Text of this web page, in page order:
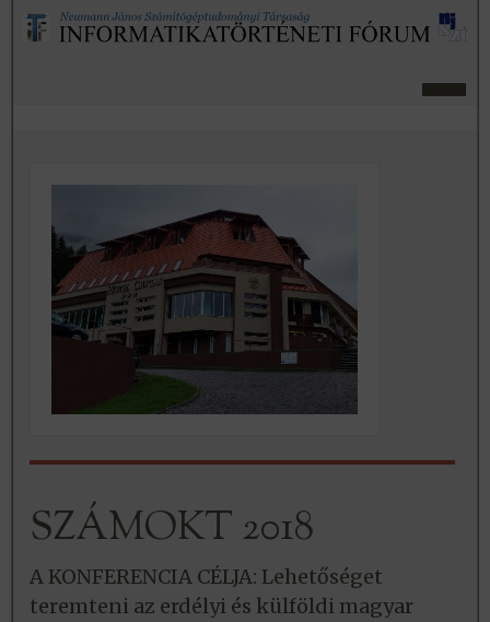
SZÁMOKT 2018
A KONFERENCIA CÉLJA: Lehetőséget
teremteni az erdélyi és külföldi magyar